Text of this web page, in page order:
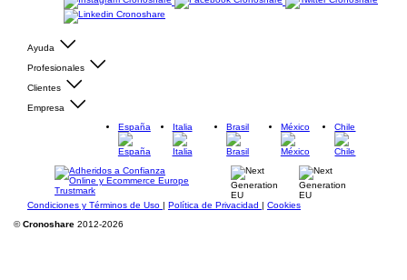
Ayuda
Profesionales
Clientes
Empresa
España
Italia Brasil México Chile
Condiciones y Términos de Uso | Política de Privacidad | Cookies
©Cronoshare 2012-2026